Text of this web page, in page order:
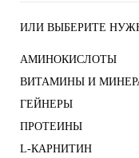
ИЛИ ВЫБЕРИТЕ
АМИНОКИСЛОТЫ
ВИТАМИНЫ И
ГЕЙНЕРЫ
ПРОТЕИНЫ
L-КАРНИТИН